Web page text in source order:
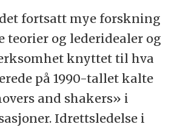
fortsatt mye forskning
teorier og lederidealer og
knyttet til hva
på 1990-tallet kalte
and shakers» i
Idrettsledelse i